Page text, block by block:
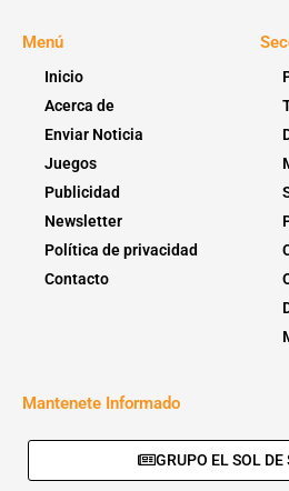
Menú
Inicio
Acerca de
Enviar Noticia
Juegos
Publicidad
Newsletter
Política de privacidad
Contacto
Mantenete Informado
GRUPO EL SOL